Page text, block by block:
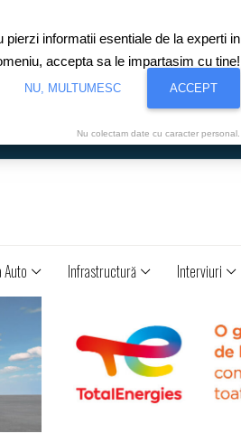
Auto Infrastructură Interviuri
pierzi informatii esentiale de la experti in
accepta sa le impartasim cu tine!
NU, MULTUMESC ACCEPT
Nu colectam date cu caracter personal.